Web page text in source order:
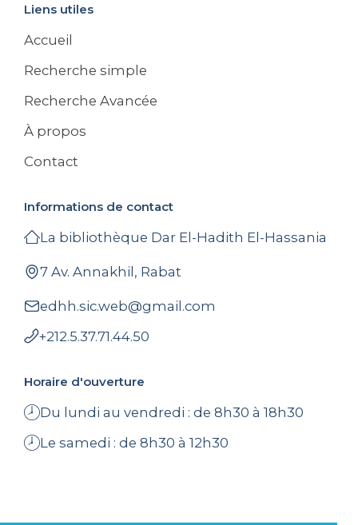
Liens utiles
Accueil
Recherche simple
Recherche Avancée
À propos
Contact
Informations de contact
La bibliothèque Dar El-Hadith El-Hassania
7 Av. Annakhil, Rabat
edhh.sic.web@gmail.com
+212.5.37.71.44.50
Horaire d'ouverture
Du lundi au vendredi : de 8h30 à 18h30
Le samedi : de 8h30 à 12h30